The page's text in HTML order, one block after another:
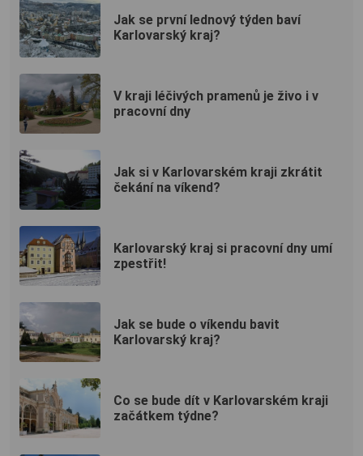
Jak se první lednový týden baví
Karlovarský kraj?
V kraji léčivých pramenů je živo i v
pracovní dny
Jak si v Karlovarském kraji zkrátit
čekání na víkend?
Karlovarský kraj si pracovní dny umí
zpestřit!
Jak se bude o víkendu bavit
Karlovarský kraj?
Co se bude dít v Karlovarském kraji
začátkem týdne?